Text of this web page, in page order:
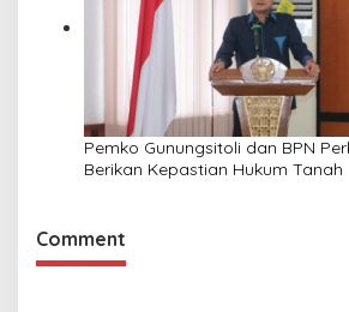
Pemko Gunungsitoli dan BPN
Berikan Kepastian Hukum Tanah
Comment